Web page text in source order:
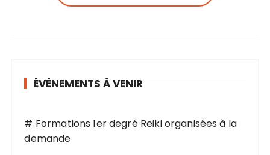
ÉVÈNEMENTS À VENIR
# Formations 1er degré Reiki organisées à la
demande